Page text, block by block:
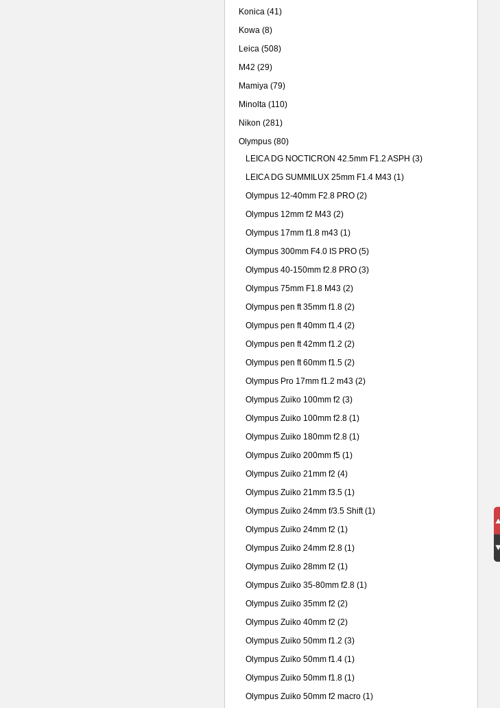
Konica (41)
Kowa (8)
Leica (508)
M42 (29)
Mamiya (79)
Minolta (110)
Nikon (281)
Olympus (80)
LEICA DG NOCTICRON 42.5mm F1.2 ASPH (3)
LEICA DG SUMMILUX 25mm F1.4 M43 (1)
Olympus 12-40mm F2.8 PRO (2)
Olympus 12mm f2 M43 (2)
Olympus 17mm f1.8 m43 (1)
Olympus 300mm F4.0 IS PRO (5)
Olympus 40-150mm f2.8 PRO (3)
Olympus 75mm F1.8 M43 (2)
Olympus pen ft 35mm f1.8 (2)
Olympus pen ft 40mm f1.4 (2)
Olympus pen ft 42mm f1.2 (2)
Olympus pen ft 60mm f1.5 (2)
Olympus Pro 17mm f1.2 m43 (2)
Olympus Zuiko 100mm f2 (3)
Olympus Zuiko 100mm f2.8 (1)
Olympus Zuiko 180mm f2.8 (1)
Olympus Zuiko 200mm f5 (1)
Olympus Zuiko 21mm f2 (4)
Olympus Zuiko 21mm f3.5 (1)
Olympus Zuiko 24mm f/3.5 Shift(1)
Olympus Zuiko 24mm f2 (1)
Olympus Zuiko 24mm f2.8 (1)
Olympus Zuiko 28mm f2 (1)
Olympus Zuiko 35-80mm f2.8 (1)
Olympus Zuiko 35mm f2 (2)
Olympus Zuiko 40mm f2 (2)
Olympus Zuiko 50mm f1.2 (3)
Olympus Zuiko 50mm f1.4 (1)
Olympus Zuiko 50mm f1.8 (1)
Olympus Zuiko 50mm f2 macro (1)